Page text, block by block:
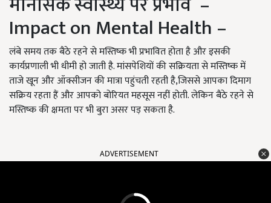
Impact on Mental Health –
लंबे समय तक बैठे रहने से मस्तिष्क भी प्रभावित होता है और इसकी
कार्यप्रणाली भी धीमी हो जाती है. मांसपेशियों की सक्रियता से मस्तिष्क में
ताजे खून और ऑक्सीजन की मात्रा पहुंचती रहती है,जिससे आपका दिमाग
सक्रिय रहता हैं और आपको बोरियत महसूस नहीं होती. लेकिन बैठे रहने से
मस्तिष्क की क्षमता पर भी बुरा असर पड़ सकता है.
ADVERTISEMENT